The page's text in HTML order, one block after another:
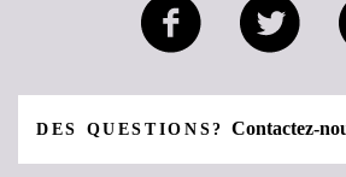
DES QUESTIONS?Contactez-